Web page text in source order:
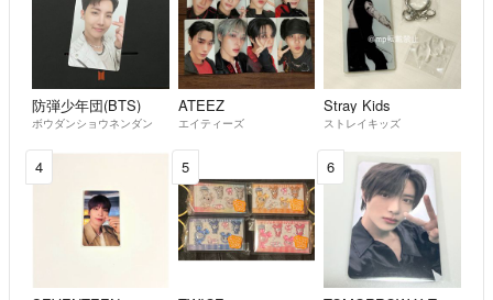
防弾少年団(BTS)
ボウダンショウネンダン
ATEEZ
エイティーズ
Stray Kids
ストレイキッズ
4 5 6